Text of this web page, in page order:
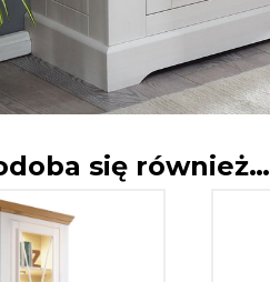
się również…